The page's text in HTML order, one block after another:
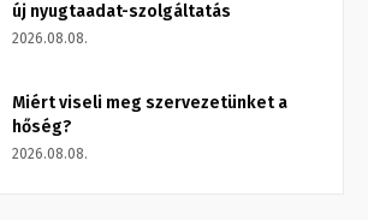
új nyugtaadat-szolgáltatás
2026.08.08.
Miért viseli meg szervezetünket a
hőség?
2026.08.08.